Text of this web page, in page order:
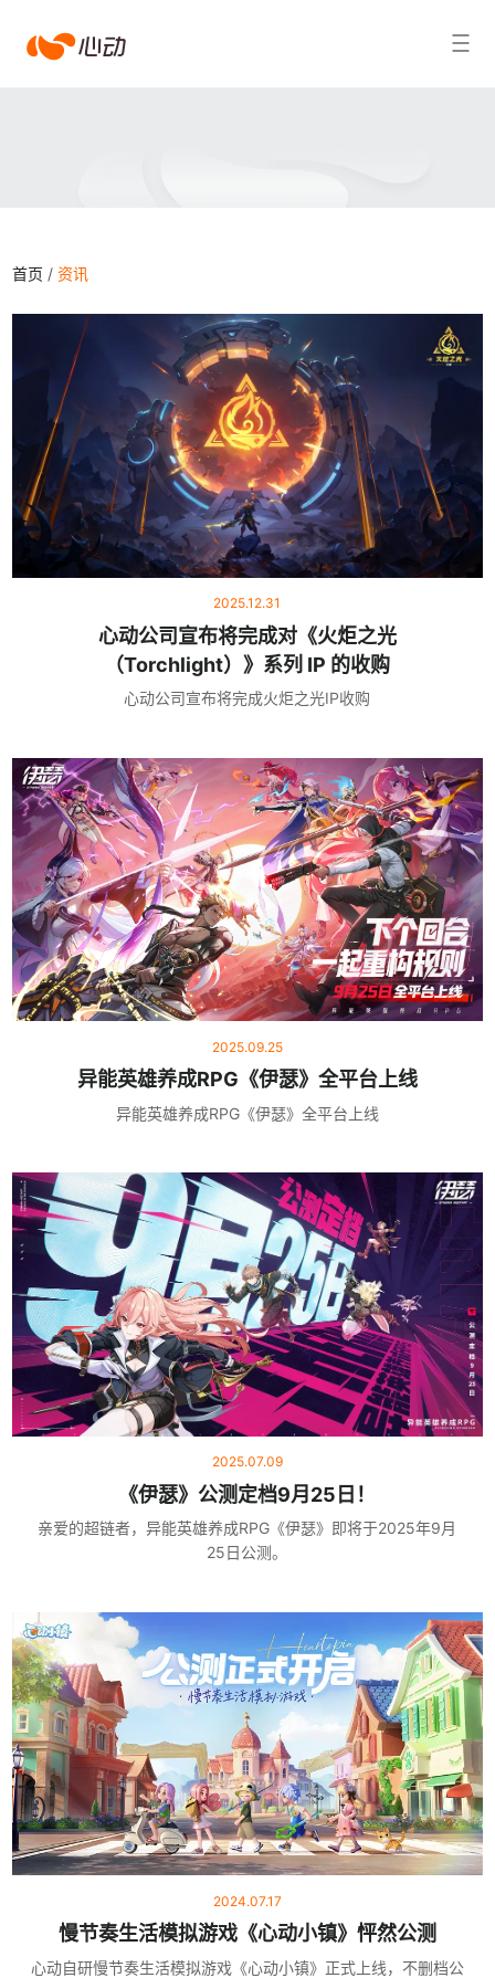
心搜索结果
首页 /资讯
2025.12.31
心动公司宣布将完成对《火炬之光
（Torchlight）》系列 IP 的收购
心动公司宣布将完成火炬之光IP收购
2025.09.25
异能英雄养成RPG《伊瑟》全平台上线
异能英雄养成RPG《伊瑟》全平台上线
2025.07.09
《伊瑟》公测定档9月25日！
亲爱的超链者，异能英雄养成RPG《伊瑟》即将于2025年9月
25日公测。
2024.07.17
慢节奏生活模拟游戏《心动小镇》怦然公测
心动自研慢节奏生活模拟游戏《心动小镇》正式上线，不删档公